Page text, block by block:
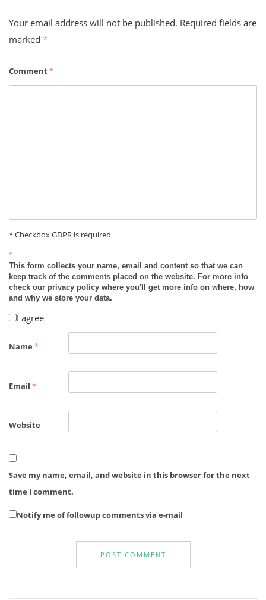
Your email address will not be published. Required fields are
marked *
Comment*
* Checkbox GDPR is required
*
This form collects your name, email and content so that we can
keep track of the comments placed on the website. For more info
check our privacy policy where you'll get more info on where, how
and why we store your data.
I agree
Name *
Email *
Website
Save my name, email, and website in this browser for the next
time I comment.
Notify me of followup comments via e-mail